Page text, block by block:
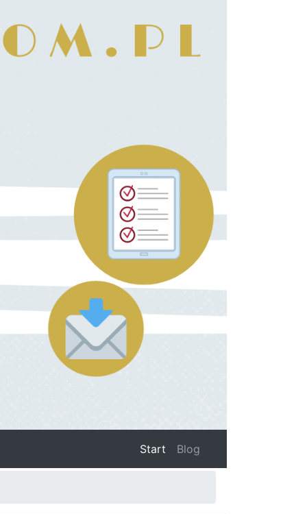
Start (current)
Blog